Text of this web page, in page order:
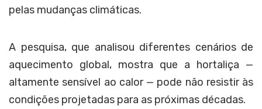
pelas mudanças climáticas.
A pesquisa, que analisou diferentes cenários de
aquecimento global, mostra que a hortaliça —
altamente sensível ao calor — pode não resistir às
condições projetadas para as próximas décadas.